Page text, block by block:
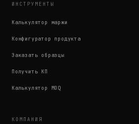
ИНСТРУМЕНТЫ
Калькулятор маржи
Конфигуратор продукта
Заказать образцы
Получить КП
Калькулятор MOQ
КОМПАНИЯ